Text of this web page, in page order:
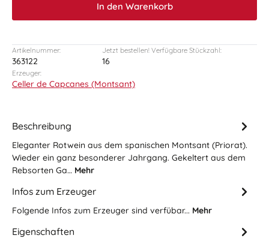
In den Warenkorb
Artikelnummer:
363122
Jetzt bestellen! Verfügbare Stückzahl:
16
Erzeuger:
Celler de Capcanes (Montsant)
Beschreibung
Eleganter Rotwein aus dem spanischen Montsant (Priorat).
Wieder ein ganz besonderer Jahrgang. Gekeltert aus dem
Rebsorten Ga… Mehr
Infos zum Erzeuger
Folgende Infos zum Erzeuger sind verfübar... Mehr
Eigenschaften